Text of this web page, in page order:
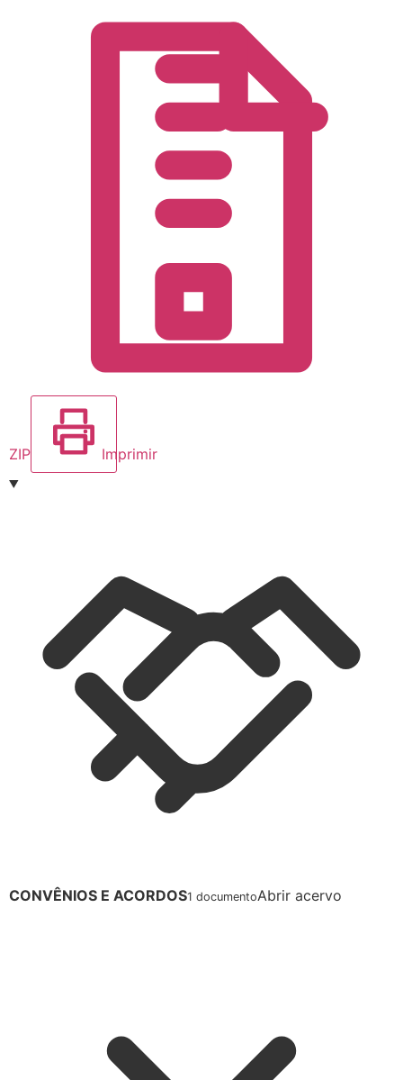
ZIP Imprimir
CONVÊNIOS E ACORDOS1 documentoAbrir acervo